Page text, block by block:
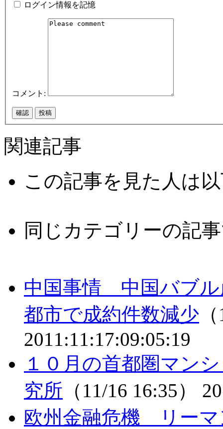
ログイン情報を記憶
コメント:
関連記事
この記事を見た人は
同じカテゴリーの記
中国事情 中国バブ
都市で成約件数減少
2011:11:17:09:05:19
１０月の首都圏マン
究所 （11/16 16:35）
欧州金融危機 リーマ